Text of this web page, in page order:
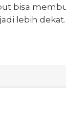
bisa
lebih dekat.